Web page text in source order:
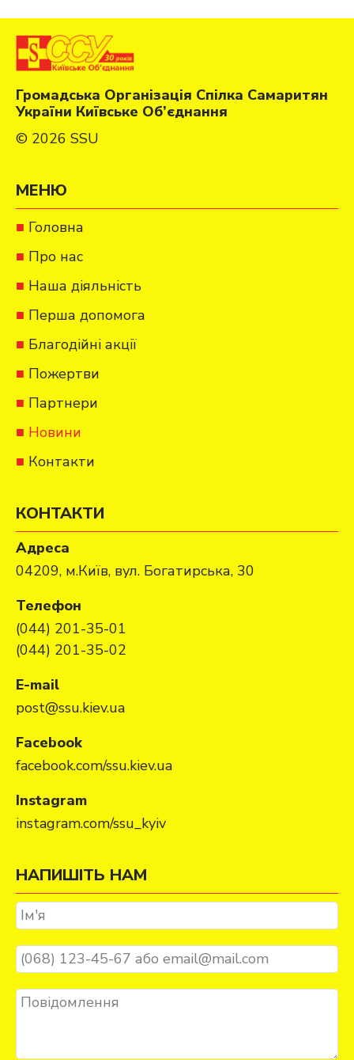
Громадська Організація Спілка Самаритян
України Київське Об’єднання
© 2026 SSU
МЕНЮ
Головна
Про нас
Наша діяльність
Перша допомога
Благодійні акції
Пожертви
Партнери
Новини
Контакти
КОНТАКТИ
Адреса
04209, м.Київ, вул. Богатирська, 30
Телефон
(044) 201-35-01
(044) 201-35-02
E-mail
post@ssu.kiev.ua
Facebook
facebook.com/ssu.kiev.ua
Instagram
instagram.com/ssu_kyiv
НАПИШІТЬ НАМ